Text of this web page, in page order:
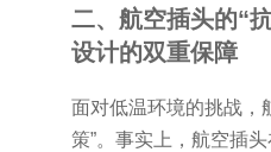
二、航空插头的“
设计的双重保障
面对低温环境的挑战，
策”。事实上，航空插